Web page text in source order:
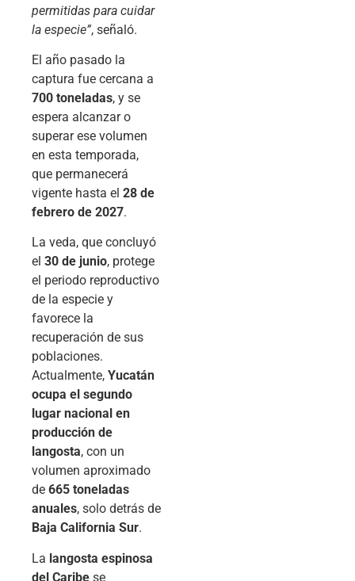
permitidas para cuidar
la especie”, señaló.
El año pasado la
captura fue cercana a
700 toneladas, y se
espera alcanzar o
superar ese volumen
en esta temporada,
que permanecerá
vigente hasta el 28 de
febrero de 2027.
La veda, que concluyó
el 30 de junio, protege
el periodo reproductivo
de la especie y
favorece la
recuperación de sus
poblaciones.
Actualmente, Yucatán
ocupa el segundo
lugar nacional en
producción de
langosta, con un
volumen aproximado
de 665 toneladas
anuales, solo detrás de
Baja California Sur.
La langosta espinosa
del Caribe se